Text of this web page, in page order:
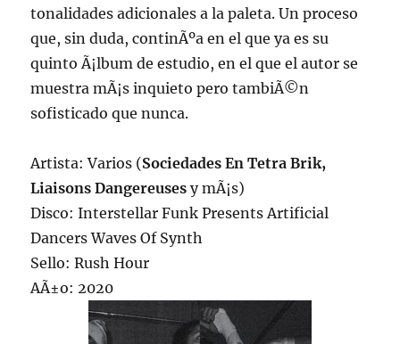
tonalidades adicionales a la paleta. Un proceso
que, sin duda, continÃºa en el que ya es su
quinto Ã¡lbum de estudio, en el que el autor se
muestra mÃ¡s inquieto pero tambiÃ©n
sofisticado que nunca.
Artista: Varios (Sociedades En Tetra Brik,
Liaisons Dangereusesy mÃ¡s)
Disco: Interstellar Funk Presents Artificial
Dancers Waves Of Synth
Sello: Rush Hour
AÃ±o: 2020